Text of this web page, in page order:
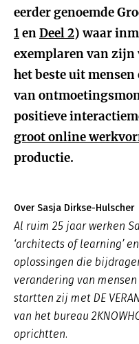
eerder genoemde
1enDeel 2) waar
exemplaren van zijn
het beste uit
van
positieve
groot online
productie.
Over Sasja Dirkse-Hulscher
Al ruim 25 jaar werken
‘architects of learning’
oplossingen die
verandering van
startten zij met DE
van het bureau
oprichtten.